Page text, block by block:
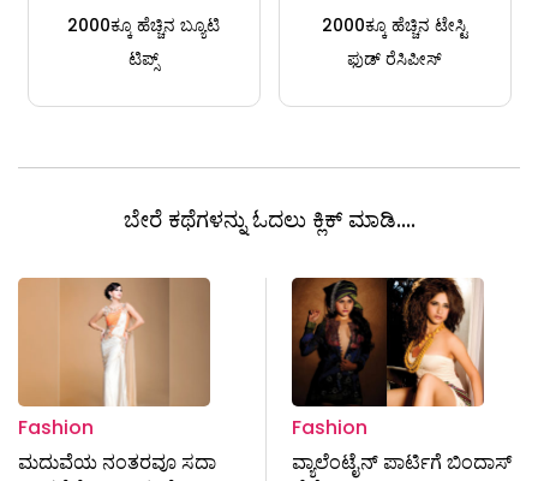
2000ಕ್ಕೂ ಹೆಚ್ಚಿನ ಬ್ಯೂಟಿ
ಟಿಪ್ಸ್
2000ಕ್ಕೂ ಹೆಚ್ಚಿನ ಟೇಸ್ಟಿ
ಫುಡ್ ರೆಸಿಪೀಸ್
ಬೇರೆ ಕಥೆಗಳನ್ನು ಓದಲು ಕ್ಲಿಕ್ ಮಾಡಿ....
Fashion
ಮದುವೆಯ ನಂತರವೂ ಸದಾ
Fashion
ವ್ಯಾಲೆಂಟೈನ್‌ ಪಾರ್ಟಿಗೆ ಬಿಂದಾಸ್‌